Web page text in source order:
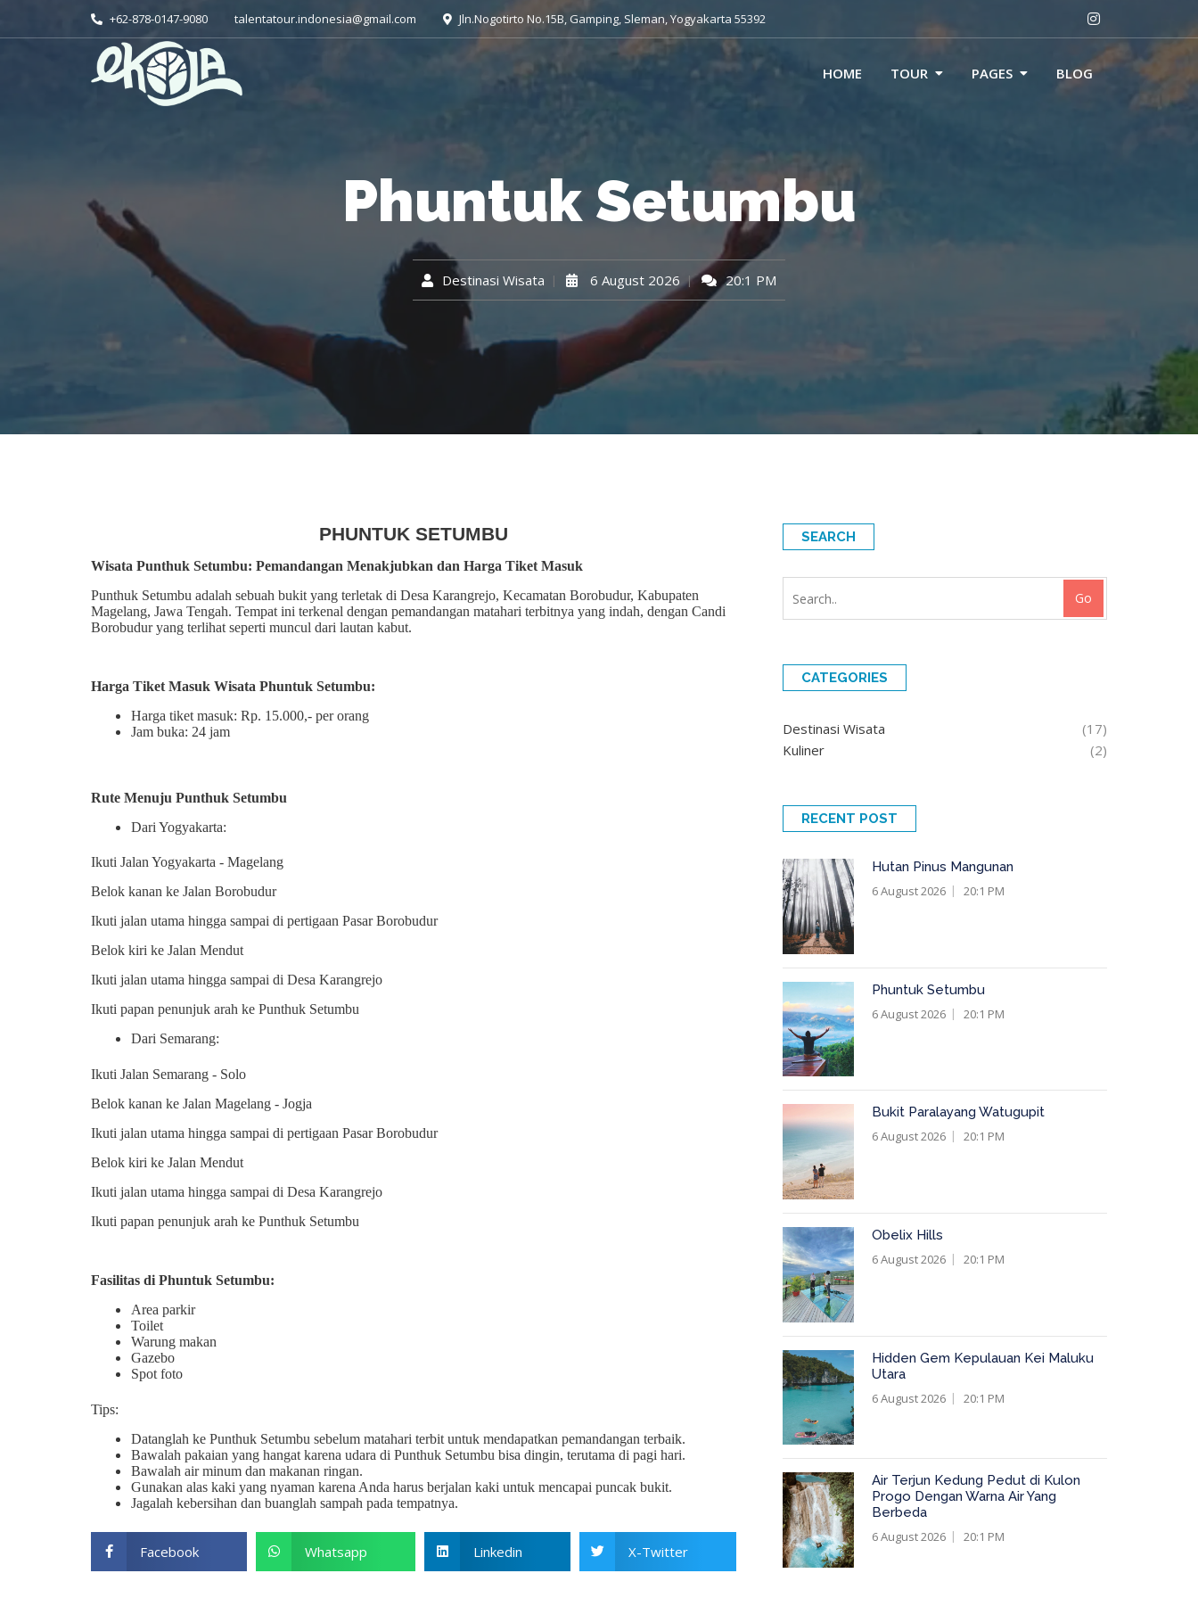
+62-878-0147-9080 talentatour.indonesia@gmail.com Jln.Nogotirto No.15B, Gamping, Sleman, Yogyakarta 55392
HOME TOUR PAGES BLOG
Phuntuk Setumbu
Destinasi Wisata 6 August 2026 20:1 PM
PHUNTUK SETUMBU
Wisata Punthuk Setumbu: Pemandangan Menakjubkan dan Harga Tiket Masuk
Punthuk Setumbu adalah sebuah bukit yang terletak di Desa Karangrejo, Kecamatan Borobudur, Kabupaten
Magelang, Jawa Tengah. Tempat ini terkenal dengan pemandangan matahari terbitnya yang indah, dengan Candi
Borobudur yang terlihat seperti muncul dari lautan kabut.
Harga Tiket Masuk Wisata Phuntuk Setumbu:
Harga tiket masuk: Rp. 15.000,- per orang
Jam buka: 24 jam
Rute Menuju Punthuk Setumbu
Dari Yogyakarta:
Ikuti Jalan Yogyakarta - Magelang
Belok kanan ke Jalan Borobudur
Ikuti jalan utama hingga sampai di pertigaan Pasar Borobudur
Belok kiri ke Jalan Mendut
Ikuti jalan utama hingga sampai di Desa Karangrejo
Ikuti papan penunjuk arah ke Punthuk Setumbu
Dari Semarang:
Ikuti Jalan Semarang - Solo
Belok kanan ke Jalan Magelang - Jogja
Ikuti jalan utama hingga sampai di pertigaan Pasar Borobudur
Belok kiri ke Jalan Mendut
Ikuti jalan utama hingga sampai di Desa Karangrejo
Ikuti papan penunjuk arah ke Punthuk Setumbu
Fasilitas di Phuntuk Setumbu:
Area parkir
Toilet
Warung makan
Gazebo
Spot foto
Tips:
Datanglah ke Punthuk Setumbu sebelum matahari terbit untuk mendapatkan pemandangan terbaik.
Bawalah pakaian yang hangat karena udara di Punthuk Setumbu bisa dingin, terutama di pagi hari.
Bawalah air minum dan makanan ringan.
Gunakan alas kaki yang nyaman karena Anda harus berjalan kaki untuk mencapai puncak bukit.
Jagalah kebersihan dan buanglah sampah pada tempatnya.
Facebook Whatsapp Linkedin X-Twitter
SEARCH
Go
CATEGORIES
Destinasi Wisata
(17)
Kuliner
(2)
RECENT POST
Hutan Pinus Mangunan
6 August 2026
20:1 PM
Phuntuk Setumbu
6 August 2026
20:1 PM
Bukit Paralayang Watugupit
6 August 2026
20:1 PM
Obelix Hills
6 August 2026
20:1 PM
Hidden Gem Kepulauan Kei Maluku
Utara
6 August 2026
20:1 PM
Air Terjun Kedung Pedut di Kulon
Progo Dengan Warna Air Yang
Berbeda
6 August 2026
20:1 PM